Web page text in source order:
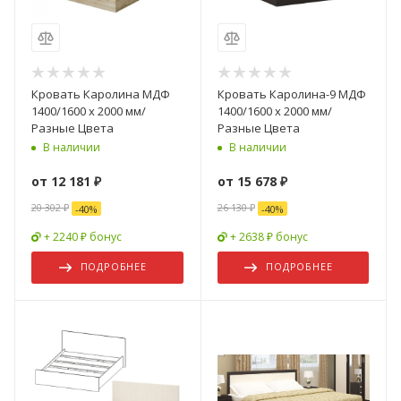
Кровать Каролина МДФ
1400/1600 х 2000 мм/
Разные Цвета
В наличии
от 12 181 ₽
20 302 ₽ -40%
+ 2240 ₽ бонус
ПОДРОБНЕЕ
Кровать Каролина-9 МДФ
1400/1600 х 2000 мм/
Разные Цвета
В наличии
от 15 678 ₽
26 130 ₽ -40%
+ 2638 ₽ бонус
ПОДРОБНЕЕ